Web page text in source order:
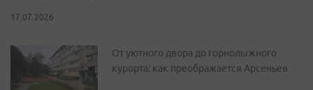
17.07.2026
От уютного двора до горнолыжного
курорта: как преображается Арсеньев